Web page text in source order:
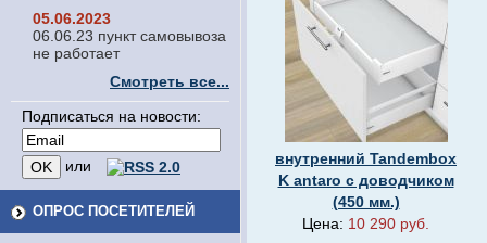
05.06.2023
06.06.23 пункт самовывоза
не работает
Смотреть все...
Подписаться на новости:
или
ОПРОС ПОСЕТИТЕЛЕЙ
внутренний Tandembox
K antaro с доводчиком
(450 мм.)
Цена: 10 290 руб.